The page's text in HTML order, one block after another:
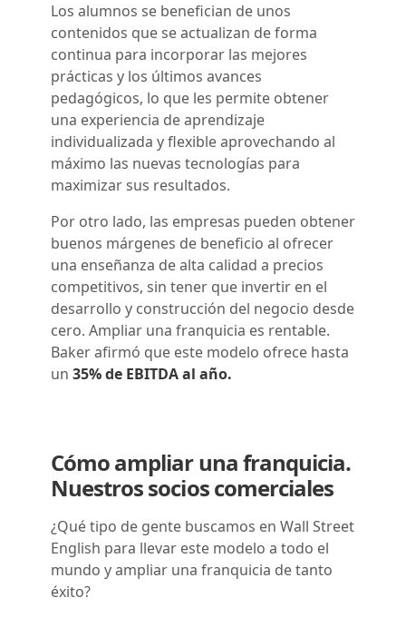
Los alumnos se benefician de unos
contenidos que se actualizan de forma
continua para incorporar las mejores
prácticas y los últimos avances
pedagógicos, lo que les permite obtener
una experiencia de aprendizaje
individualizada y flexible aprovechando al
máximo las nuevas tecnologías para
maximizar sus resultados.
Por otro lado, las empresas pueden obtener
buenos márgenes de beneficio al ofrecer
una enseñanza de alta calidad a precios
competitivos, sin tener que invertir en el
desarrollo y construcción del negocio desde
cero. Ampliar una franquicia es rentable.
Baker afirmó que este modelo ofrece hasta
un 35% de EBITDA al año.
Cómo ampliar una franquicia.
Nuestros socios comerciales
¿Qué tipo de gente buscamos en Wall Street
English para llevar este modelo a todo el
mundo y ampliar una franquicia de tanto
éxito?